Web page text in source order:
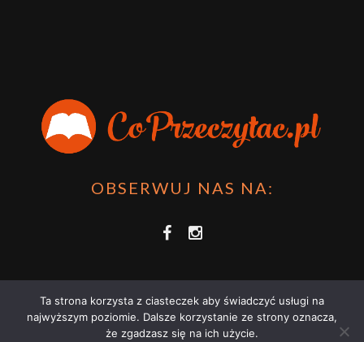
OBSERWUJ NAS NA:
Ta strona korzysta z ciasteczek aby świadczyć usługi na
najwyższym poziomie. Dalsze korzystanie ze strony oznacza,
że zgadzasz się na ich użycie.